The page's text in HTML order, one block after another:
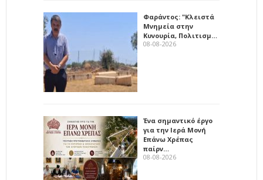
Φαράντος: "Κλειστά
Μνημεία στην
Κυνουρία, Πολιτισμ…
08-08-2026
Ένα σημαντικό έργο
για την Ιερά Μονή
Επάνω Χρέπας
παίρν…
08-08-2026